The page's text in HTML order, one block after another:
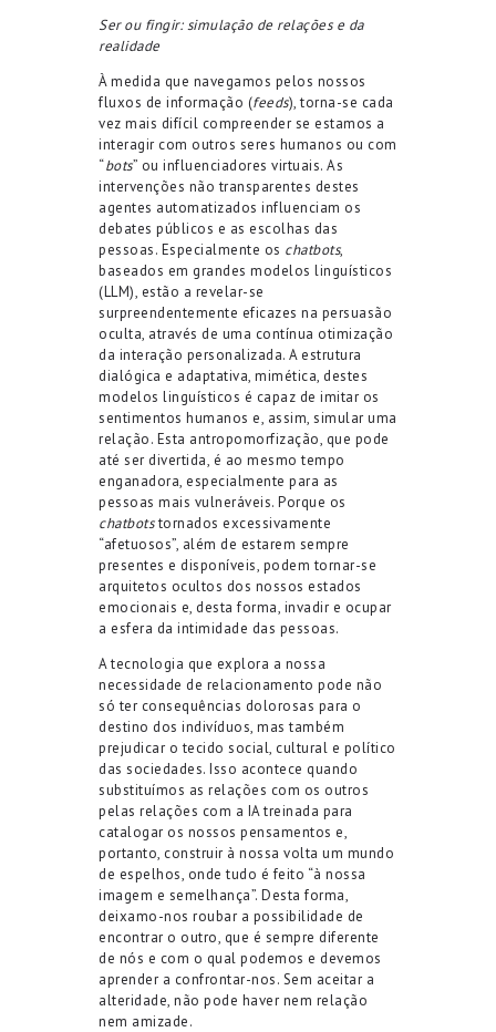
Ser ou fingir: simulação de relações e da
realidade
À medida que navegamos pelos nossos
fluxos de informação (feeds), torna-se cada
vez mais difícil compreender se estamos a
interagir com outros seres humanos ou com
“bots” ou influenciadores virtuais. As
intervenções não transparentes destes
agentes automatizados influenciam os
debates públicos e as escolhas das
pessoas. Especialmente os chatbots,
baseados em grandes modelos linguísticos
(LLM), estão a revelar-se
surpreendentemente eficazes na persuasão
oculta, através de uma contínua otimização
da interação personalizada. A estrutura
dialógica e adaptativa, mimética, destes
modelos linguísticos é capaz de imitar os
sentimentos humanos e, assim, simular uma
relação. Esta antropomorfização, que pode
até ser divertida, é ao mesmo tempo
enganadora, especialmente para as
pessoas mais vulneráveis. Porque os
chatbotstornados excessivamente
“afetuosos”, além de estarem sempre
presentes e disponíveis, podem tornar-se
arquitetos ocultos dos nossos estados
emocionais e, desta forma, invadir e ocupar
a esfera da intimidade das pessoas.
A tecnologia que explora a nossa
necessidade de relacionamento pode não
só ter consequências dolorosas para o
destino dos indivíduos, mas também
prejudicar o tecido social, cultural e político
das sociedades. Isso acontece quando
substituímos as relações com os outros
pelas relações com a IA treinada para
catalogar os nossos pensamentos e,
portanto, construir à nossa volta um mundo
de espelhos, onde tudo é feito “à nossa
imagem e semelhança”. Desta forma,
deixamo-nos roubar a possibilidade de
encontrar o outro, que é sempre diferente
de nós e com o qual podemos e devemos
aprender a confrontar-nos. Sem aceitar a
alteridade, não pode haver nem relação
nem amizade.